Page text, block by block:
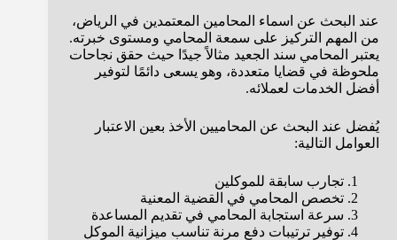
عند البحث عن اسماء المحامين المعتمدين في الرياض،
من المهم التركيز على سمعة المحامي ومستوى خبرته.
يعتبر المحامي سند الجعيد مثالاً جيدًا حيث حقق نجاحات
ملحوظة في قضايا متعددة، وهو يسعى دائمًا لتوفير
أفضل الخدمات لعملائه.
يُفضل عند البحث عن المحاميين الأخذ بعين الاعتبار
العوامل التالية:
تجارب سابقة للموكلين
تخصص المحامي في القضية المعنية
سرعة استجابة المحامي في تقديم المساعدة
توفير ترتيبات دفع مرنة تناسب ميزانية الموكل